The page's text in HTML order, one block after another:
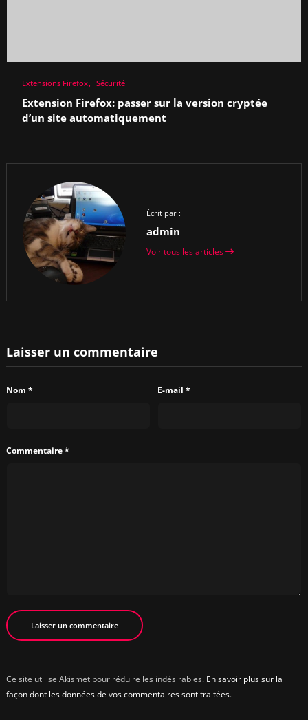
Extensions Firefox Sécurité
Extension Firefox: passer sur la version cryptée
d’un site automatiquement
Écrit par :
admin
Voir tous les articles
Laisser un commentaire
Nom * E-mail *
Commentaire*
Ce site utilise Akismet pour réduire les indésirables. En savoir plus sur la
façon dont les données de vos commentaires sont traitées.